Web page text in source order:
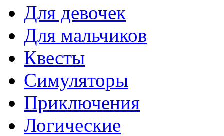
Для девочек
Для мальчиков
Квесты
Симуляторы
Приключения
Логические